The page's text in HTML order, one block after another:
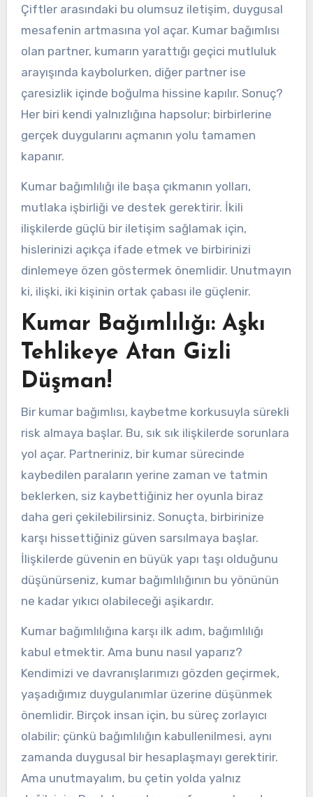
Çiftler arasındaki bu olumsuz iletişim, duygusal
mesafenin artmasına yol açar. Kumar bağımlısı
olan partner, kumarın yarattığı geçici mutluluk
arayışında kaybolurken, diğer partner ise
çaresizlik içinde boğulma hissine kapılır. Sonuç?
Her biri kendi yalnızlığına hapsolur; birbirlerine
gerçek duygularını açmanın yolu tamamen
kapanır.
Kumar bağımlılığı ile başa çıkmanın yolları,
mutlaka işbirliği ve destek gerektirir. İkili
ilişkilerde güçlü bir iletişim sağlamak için,
hislerinizi açıkça ifade etmek ve birbirinizi
dinlemeye özen göstermek önemlidir. Unutmayın
ki, ilişki, iki kişinin ortak çabası ile güçlenir.
Kumar Bağımlılığı: Aşkı
Tehlikeye Atan Gizli
Düşman!
Bir kumar bağımlısı, kaybetme korkusuyla sürekli
risk almaya başlar. Bu, sık sık ilişkilerde sorunlara
yol açar. Partneriniz, bir kumar sürecinde
kaybedilen paraların yerine zaman ve tatmin
beklerken, siz kaybettiğiniz her oyunla biraz
daha geri çekilebilirsiniz. Sonuçta, birbirinize
karşı hissettiğiniz güven sarsılmaya başlar.
İlişkilerde güvenin en büyük yapı taşı olduğunu
düşünürseniz, kumar bağımlılığının bu yönünün
ne kadar yıkıcı olabileceği aşikardır.
Kumar bağımlılığına karşı ilk adım, bağımlılığı
kabul etmektir. Ama bunu nasıl yaparız?
Kendimizi ve davranışlarımızı gözden geçirmek,
yaşadığımız duygulanımlar üzerine düşünmek
önemlidir. Birçok insan için, bu süreç zorlayıcı
olabilir; çünkü bağımlılığın kabullenilmesi, aynı
zamanda duygusal bir hesaplaşmayı gerektirir.
Ama unutmayalım, bu çetin yolda yalnız